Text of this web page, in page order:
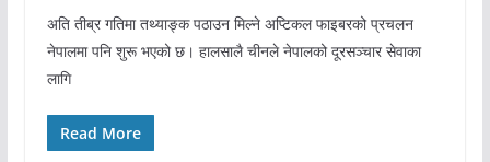
अति तीब्र गतिमा तथ्याङ्क पठाउन मिल्ने अप्टिकल फाइबरको प्रचलन
नेपालमा पनि शुरू भएको छ। हालसालै चीनले नेपालको दूरसञ्चार सेवाका
लागि
Read More